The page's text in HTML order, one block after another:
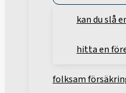
kan du slå
hitta en
folksam